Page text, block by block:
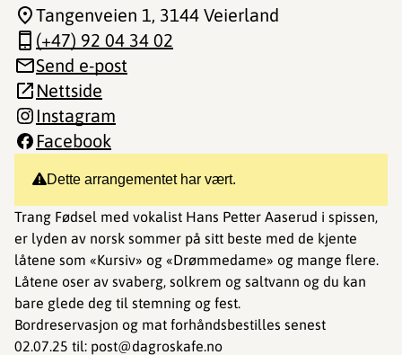
Dette arrangementet har vært.
Trang Fødsel med vokalist Hans Petter Aaserud i spissen,
er lyden av norsk sommer på sitt beste med de kjente
låtene som «Kursiv» og «Drømmedame» og mange flere.
Låtene oser av svaberg, solkrem og saltvann og du kan
bare glede deg til stemning og fest.
Bordreservasjon og mat forhåndsbestilles senest
02.07.25 til: post@dagroskafe.no
Tangenveien 1, 3144 Veierland
(+47) 92 04 34 02
Send e-post
Nettside
Instagram
Facebook